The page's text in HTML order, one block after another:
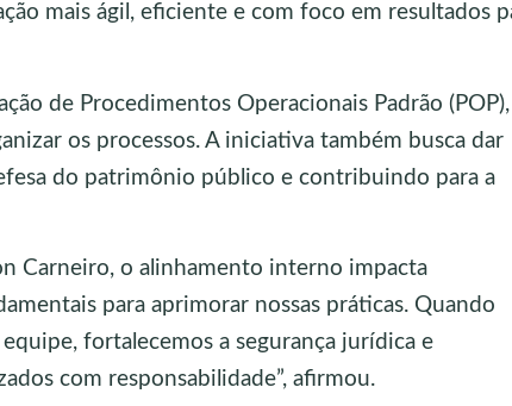
mais ágil, eficiente e com foco em resultados
de Procedimentos Operacionais Padrão (POP),
os processos. A iniciativa também busca dar
do patrimônio público e contribuindo para a
Carneiro, o alinhamento interno impacta
para aprimorar nossas práticas. Quando
fortalecemos a segurança jurídica e
com responsabilidade”, afirmou.